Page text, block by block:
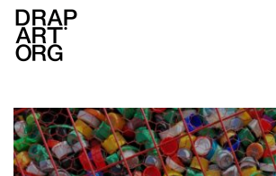
Ir al contenido principal